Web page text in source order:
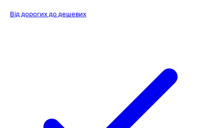
Від дорогих до дешевих